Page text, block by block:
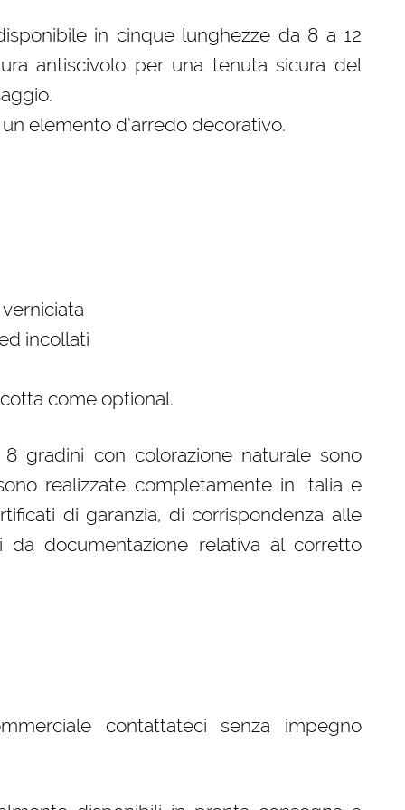
in cinque lunghezze da 8 a 12
antiscivolo per una tenuta sicura del
elemento d’arredo decorativo.
incollati
come optional.
gradini con colorazione naturale sono
realizzate completamente in Italia e
di garanzia, di corrispondenza alle
documentazione relativa al corretto
contattateci senza impegno